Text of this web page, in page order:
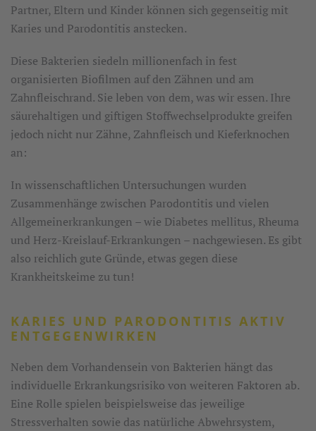
Partner, Eltern und Kinder können sich gegenseitig mit
Karies und Parodontitis anstecken.
Diese Bakterien siedeln millionenfach in fest
organisierten Biofilmen auf den Zähnen und am
Zahnfleischrand. Sie leben von dem, was wir essen. Ihre
säurehaltigen und giftigen Stoffwechselprodukte greifen
jedoch nicht nur Zähne, Zahnfleisch und Kieferknochen
an:
In wissenschaftlichen Untersuchungen wurden
Zusammenhänge zwischen Parodontitis und vielen
Allgemeinerkrankungen – wie Diabetes mellitus, Rheuma
und Herz-Kreislauf-Erkrankungen – nachgewiesen. Es gibt
also reichlich gute Gründe, etwas gegen diese
Krankheitskeime zu tun!
KARIES UND PARODONTITIS AKTIV
ENTGEGENWIRKEN
Neben dem Vorhandensein von Bakterien hängt das
individuelle Erkrankungsrisiko von weiteren Faktoren ab.
Eine Rolle spielen beispielsweise das jeweilige
Stressverhalten sowie das natürliche Abwehrsystem,